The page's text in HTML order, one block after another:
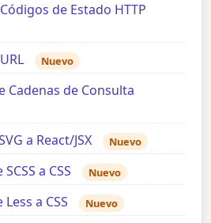
de Estado HTTP
Nuevo
Cadenas de Consulta
a React/JSX Nuevo
a CSS Nuevo
a CSS Nuevo